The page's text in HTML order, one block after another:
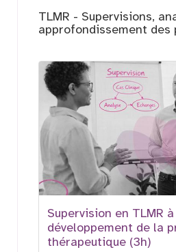
TLMR - Supervisions,
approfondissement des
Supervision en TLMR
développement de la
thérapeutique (3h)